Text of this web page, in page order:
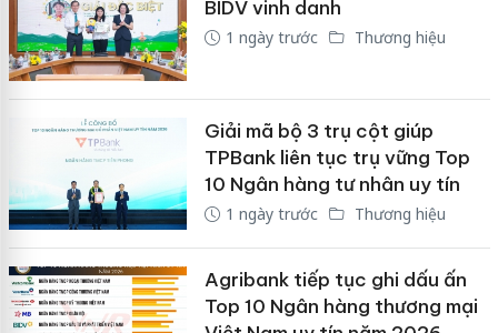
BIDV vinh danh
1 ngày trước Thương hiệu
Giải mã bộ 3 trụ cột giúp
TPBank liên tục trụ vững Top
10 Ngân hàng tư nhân uy tín
1 ngày trước Thương hiệu
Agribank tiếp tục ghi dấu ấn
Top 10 Ngân hàng thương mại